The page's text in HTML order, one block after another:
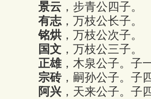
景云 ，步青公四子。
有志，万枝公长子。
铭烘，万枝公次子。
国文 ，万枝公三子。
正雄，木泉公子。子
宗砖，嗣孙公子。子
阿兴 ，天来公子。子